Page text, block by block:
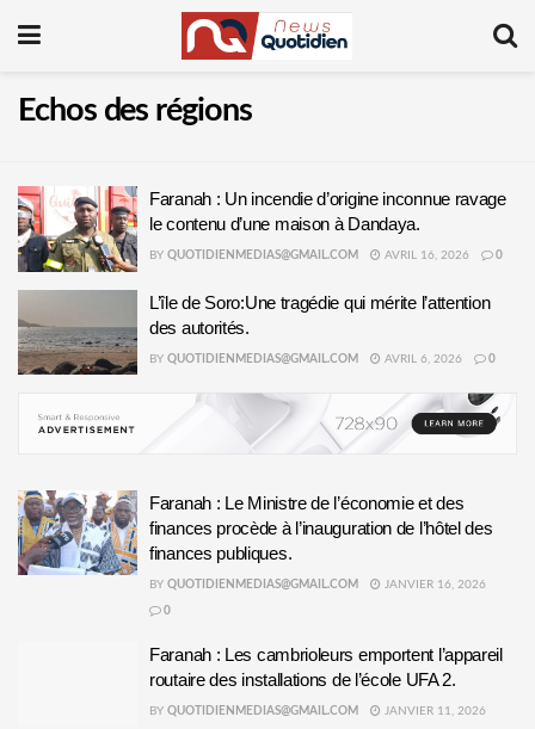
Echos des régions
Faranah : Un incendie d’origine inconnue ravage
le contenu d’une maison à Dandaya.
BY QUOTIDIENMEDIAS@GMAIL.COM AVRIL 16, 2026 0
L’île de Soro:Une tragédie qui mérite l’attention
des autorités.
BY QUOTIDIENMEDIAS@GMAIL.COM AVRIL 6, 2026 0
Faranah : Le Ministre de l’économie et des
finances procède à l’inauguration de l’hôtel des
finances publiques.
BY QUOTIDIENMEDIAS@GMAIL.COM JANVIER 16, 2026
0
Faranah : Les cambrioleurs emportent l’appareil
routaire des installations de l’école UFA 2.
BY QUOTIDIENMEDIAS@GMAIL.COM JANVIER 11, 2026